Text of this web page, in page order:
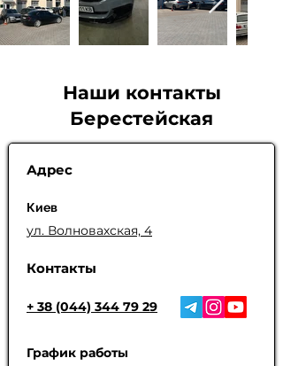
Наши контакты
Берестейская
Адрес
Киев
ул. Волновахская, 4
Контакты
+ 38 (044) 344 79 29
График работы